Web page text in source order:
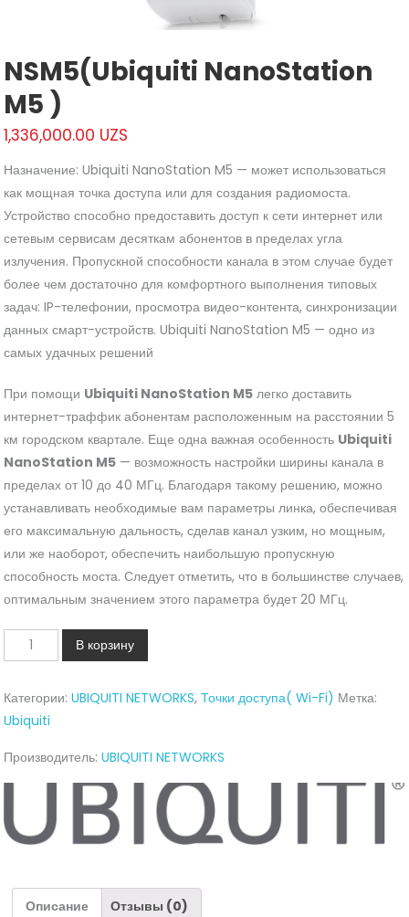
NSM5(Ubiquiti NanoStation
M5 )
1,336,000.00 UZS
Назначение: Ubiquiti NanoStation M5 — может использоваться
как мощная точка доступа или для создания радиомоста.
Устройство способно предоставить доступ к сети интернет или
сетевым сервисам десяткам абонентов в пределах угла
излучения. Пропускной способности канала в этом случае будет
более чем достаточно для комфортного выполнения типовых
задач: IP-телефонии, просмотра видео-контента, синхронизации
данных смарт-устройств. Ubiquiti NanoStation M5 — одно из
самых удачных решений
При помощи Ubiquiti NanoStation M5 легко доставить
интернет-траффик абонентам расположенным на расстоянии 5
км городском квартале. Еще одна важная особенность Ubiquiti
NanoStation M5 — возможность настройки ширины канала в
пределах от 10 до 40 МГц. Благодаря такому решению, можно
устанавливать необходимые вам параметры линка, обеспечивая
его максимальную дальность, сделав канал узким, но мощным,
или же наоборот, обеспечить наибольшую пропускную
способность моста. Следует отметить, что в большинстве случаев,
оптимальным значением этого параметра будет 20 МГц.
Количество
NSM5(Ubiquiti
M5
)
В корзину
Категории:UBIQUITI NETWORKS,Точки доступа( Wi-Fi) Метка:
Ubiquiti
Производитель:UBIQUITI NETWORKS
Описание Отзывы (0)